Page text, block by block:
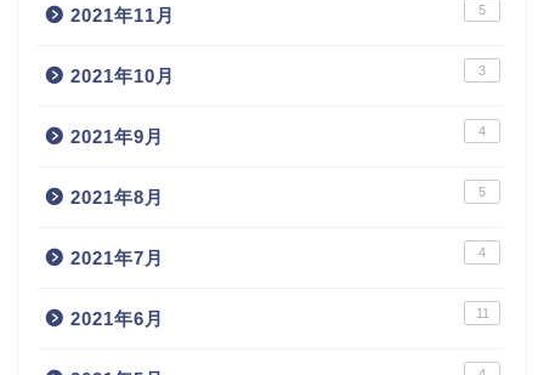
2021年11月 5
2021年10月 3
2021年9月 4
2021年8月 5
2021年7月 4
2021年6月 11